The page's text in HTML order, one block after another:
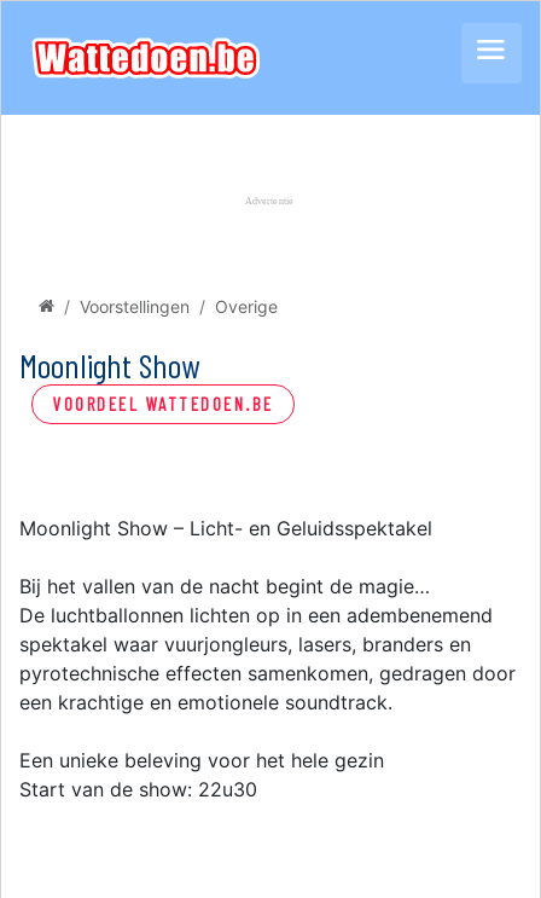
Voorstellingen Overige
Moonlight Show
VOORDEEL WATTEDOEN.BE
Moonlight Show – Licht- en Geluidsspektakel
Bij het vallen van de nacht begint de magie…
De luchtballonnen lichten op in een adembenemend
spektakel waar vuurjongleurs, lasers, branders en
pyrotechnische effecten samenkomen, gedragen door
een krachtige en emotionele soundtrack.
Een unieke beleving voor het hele gezin
Start van de show: 22u30